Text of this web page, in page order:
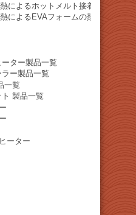
によるホットメルト接着剤の軟化
によるEVAフォームの熱収縮・炭化
ター製品一覧
ー製品一覧
一覧
製品一覧
ーター